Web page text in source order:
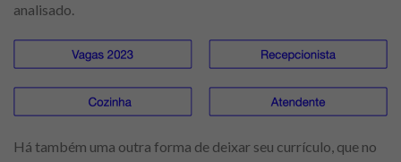
analisado.
Há também uma outra forma de deixar seu currículo, que no